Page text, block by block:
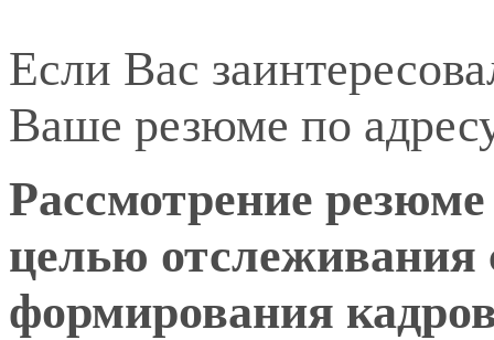
Если Вас
Ваше резюме по
Рассмотрение
целью отслеживания
формирования